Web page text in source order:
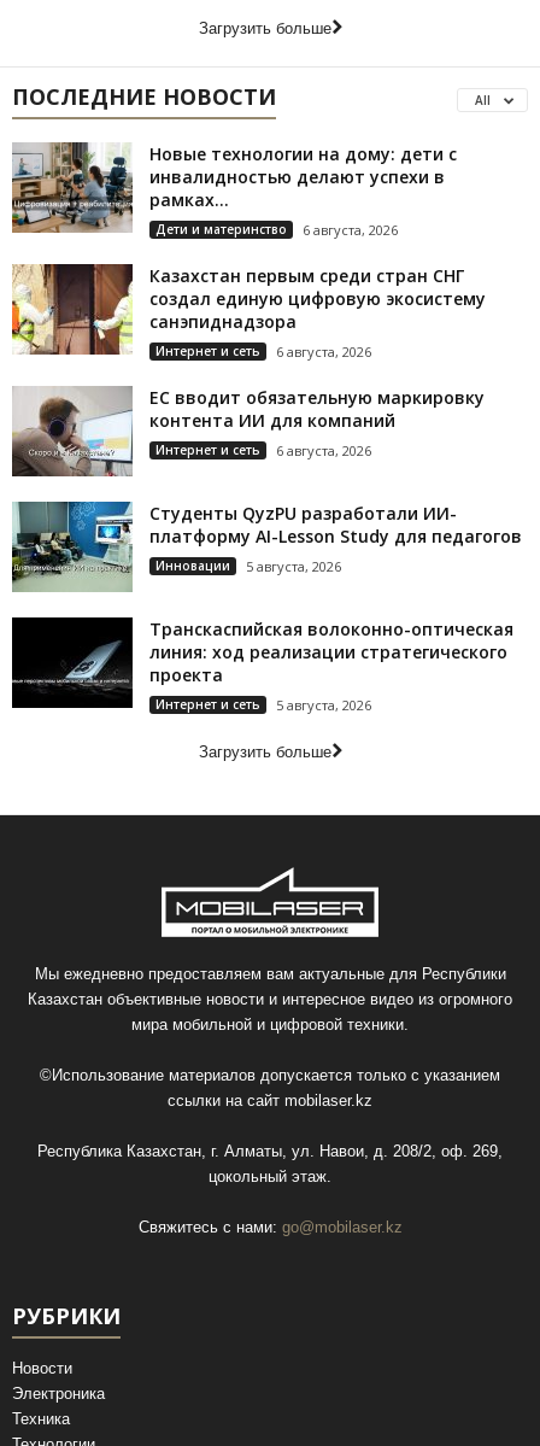
Загрузить больше
ПОСЛЕДНИЕ НОВОСТИ All
Новые технологии на дому: дети с
инвалидностью делают успехи в
рамках...
Дети и материнство 6 августа, 2026
Казахстан первым среди стран СНГ
создал единую цифровую экосистему
санэпиднадзора
Интернет и сеть 6 августа, 2026
ЕС вводит обязательную маркировку
контента ИИ для компаний
Интернет и сеть 6 августа, 2026
Студенты QyzPU разработали ИИ-
платформу AI-Lesson Study для педагогов
Инновации 5 августа, 2026
Транскаспийская волоконно-оптическая
линия: ход реализации стратегического
проекта
Интернет и сеть 5 августа, 2026
Загрузить больше
Мы ежедневно предоставляем вам актуальные для Республики
Казахстан объективные новости и интересное видео из огромного
мира мобильной и цифровой техники.
©Использование материалов допускается только с указанием
ссылки на сайт mobilaser.kz
Республика Казахстан, г. Алматы, ул. Навои, д. 208/2, оф. 269,
цокольный этаж.
Свяжитесь с нами: go@mobilaser.kz
РУБРИКИ
Новости
Электроника
Техника